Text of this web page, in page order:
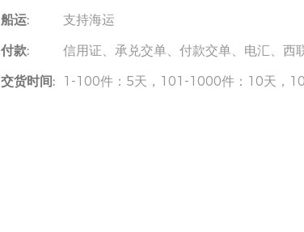
船运:
支持海运
付款:
信用证、承兑交单、付款交单、电汇、西
交货时间:
1-100件：5天，101-1000件：10天，